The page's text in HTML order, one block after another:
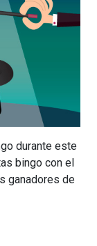
durante este
bingo con el
ganadores de